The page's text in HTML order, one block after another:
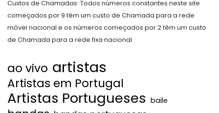
Custos de Chamadas: Todos números constantes neste site
começados por 9 têm um custo de Chamada para a rede
móvel nacional e os números começados por 2 têm um custo
de Chamada para a rede fixa nacional
ao vivo artistas
Artistas em Portugal
Artistas Portugueses baile